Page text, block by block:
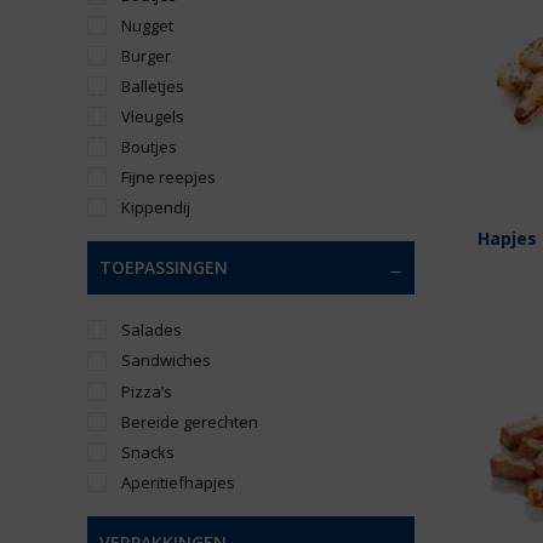
Nugget
Burger
Balletjes
Vleugels
Boutjes
Fijne reepjes
Kippendij
TOEPASSINGEN
Salades
Sandwiches
Pizza’s
Bereide gerechten
Snacks
Aperitiefhapjes